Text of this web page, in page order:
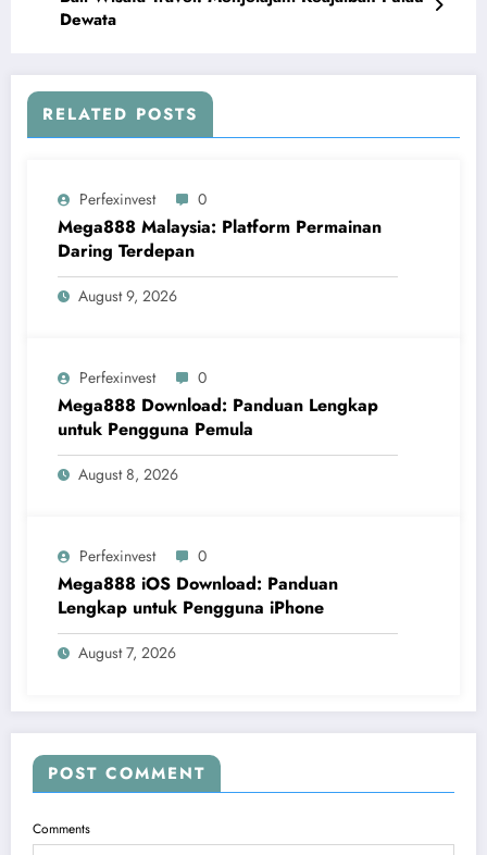
Dewata
RELATED POSTS
Perfexinvest 0
Mega888 Malaysia: Platform Permainan
Daring Terdepan
August 9, 2026
Perfexinvest 0
Mega888 Download: Panduan Lengkap
untuk Pengguna Pemula
August 8, 2026
Perfexinvest 0
Mega888 iOS Download: Panduan
Lengkap untuk Pengguna iPhone
August 7, 2026
POST COMMENT
Comments